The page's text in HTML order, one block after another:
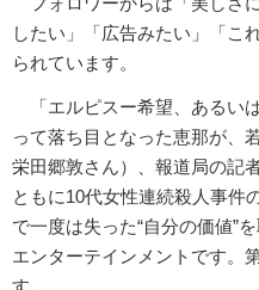
したい」「広告みたい」「こ
られています。
「エルピスー希望、あるい
って落ち目となった恵那が、
栄田郷敦さん）、報道局の記
ともに10代女性連続殺人事件
で一度は失った“自分の価値”
エンターテインメントです。
す。